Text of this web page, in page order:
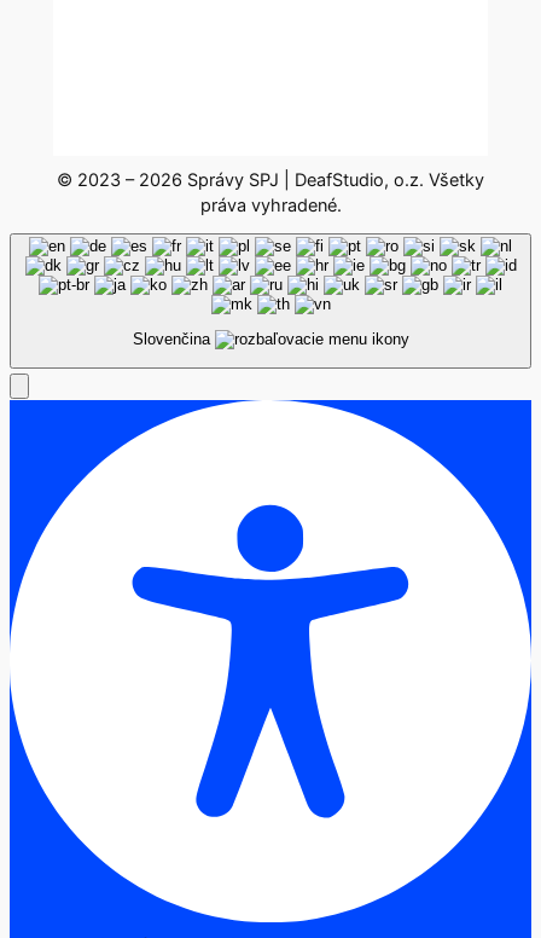
© 2023 – 2026 Správy SPJ | DeafStudio, o.z. Všetky
práva vyhradené.
Slovenčina